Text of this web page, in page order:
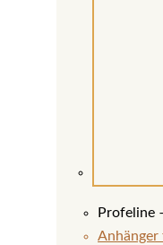
Profeline
Anhänger